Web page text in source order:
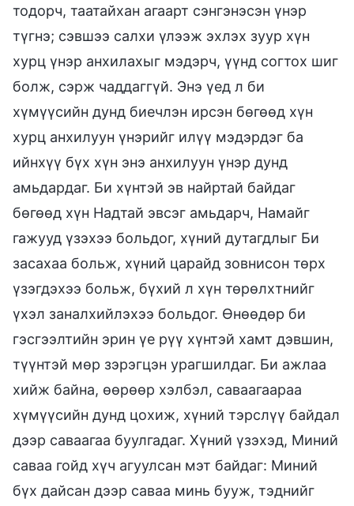
тодорч, таатайхан агаарт сэнгэнэсэн үнэр
түгнэ; сэвшээ салхи үлээж эхлэх зуур хүн
хурц үнэр анхилахыг мэдэрч, үүнд согтох шиг
болж, сэрж чаддаггүй. Энэ үед л би
хүмүүсийн дунд биечлэн ирсэн бөгөөд хүн
хурц анхилуун үнэрийг илүү мэдэрдэг ба
ийнхүү бүх хүн энэ анхилуун үнэр дунд
амьдардаг. Би хүнтэй эв найртай байдаг
бөгөөд хүн Надтай эвсэг амьдарч, Намайг
гажууд үзэхээ больдог, хүний дутагдлыг Би
засахаа больж, хүний царайд зовнисон төрх
үзэгдэхээ больж, бүхий л хүн төрөлхтнийг
үхэл заналхийлэхээ больдог. Өнөөдөр би
гэсгээлтийн эрин үе рүү хүнтэй хамт дэвшин,
түүнтэй мөр зэрэгцэн урагшилдаг. Би ажлаа
хийж байна, өөрөөр хэлбэл, саваагаараа
хүмүүсийн дунд цохиж, хүний тэрслүү байдал
дээр саваагаа буулгадаг. Хүний үзэхэд, Миний
саваа гойд хүч агуулсан мэт байдаг: Миний
бүх дайсан дээр саваа минь бууж, тэднийг